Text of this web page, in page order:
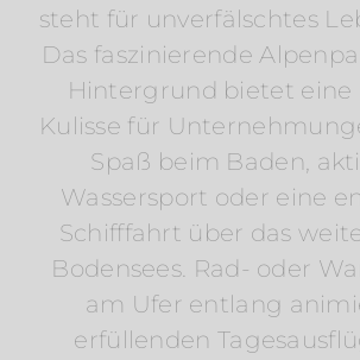
steht für unverfälschtes
Das faszinierende
Hintergrund bietet eine
Kulisse für
Spaß beim Baden,
Wassersport oder eine
Schifffahrt über das
Bodensees. Rad- oder
am Ufer entlang
erfüllenden